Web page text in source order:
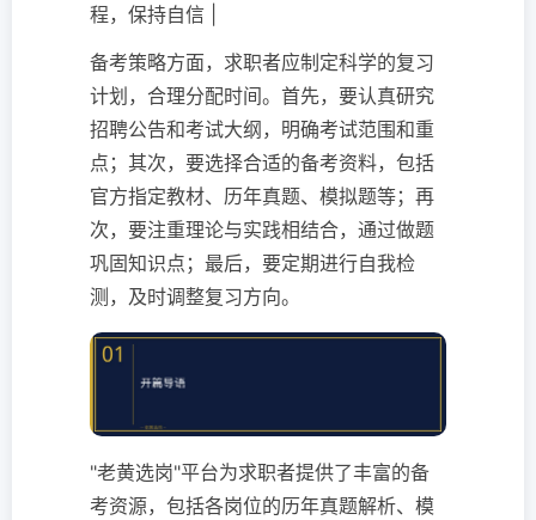
程，保持自信 |
备考策略方面，求职者应制定科学的复习
计划，合理分配时间。首先，要认真研究
招聘公告和考试大纲，明确考试范围和重
点；其次，要选择合适的备考资料，包括
官方指定教材、历年真题、模拟题等；再
次，要注重理论与实践相结合，通过做题
巩固知识点；最后，要定期进行自我检
测，及时调整复习方向。
"老黄选岗"平台为求职者提供了丰富的备
考资源，包括各岗位的历年真题解析、模